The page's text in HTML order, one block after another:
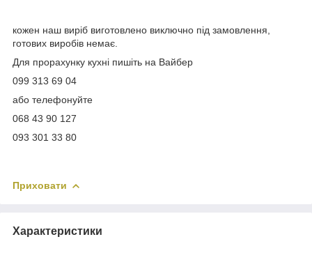
кожен наш виріб виготовлено виключно під замовлення,
готових виробів немає.
Для прорахунку кухні пишіть на Вайбер
099 313 69 04
або телефонуйте
068 43 90 127
093 301 33 80
Приховати
Характеристики